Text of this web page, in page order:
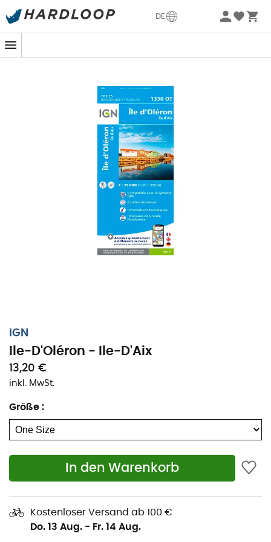
DE
Sommerangebote🔥 -5% EXTRA ab 2 Produkten* Code
IGN
Ile-D'Oléron - Ile-D'Aix
13,20 €
inkl. MwSt.
Größe :
In den Warenkorb
Kostenloser Versand ab 100 €
Do. 13 Aug. - Fr. 14 Aug.
Ob für ein paar Kilometer oder eine lange Erkundung,
ein wertvoller Begleiter sein, um Ihr Abenteuer
vorzubereiten und zu erleben. Mit hoher Präzision enthält
diese IGN-Karte (Maßstab 1:25.000) alle notwendigen